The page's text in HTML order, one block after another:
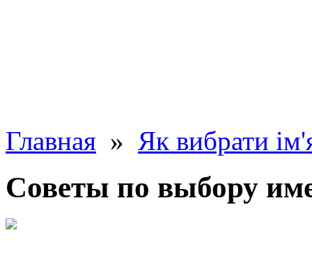
Главная » Як вибрати
Советы по выбору